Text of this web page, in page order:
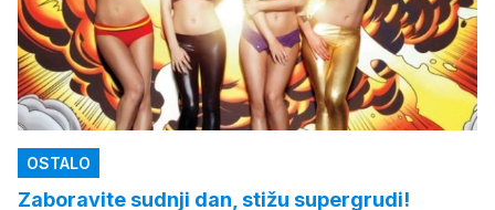
OSTALO
Zaboravite sudnji dan, stižu supergrudi!